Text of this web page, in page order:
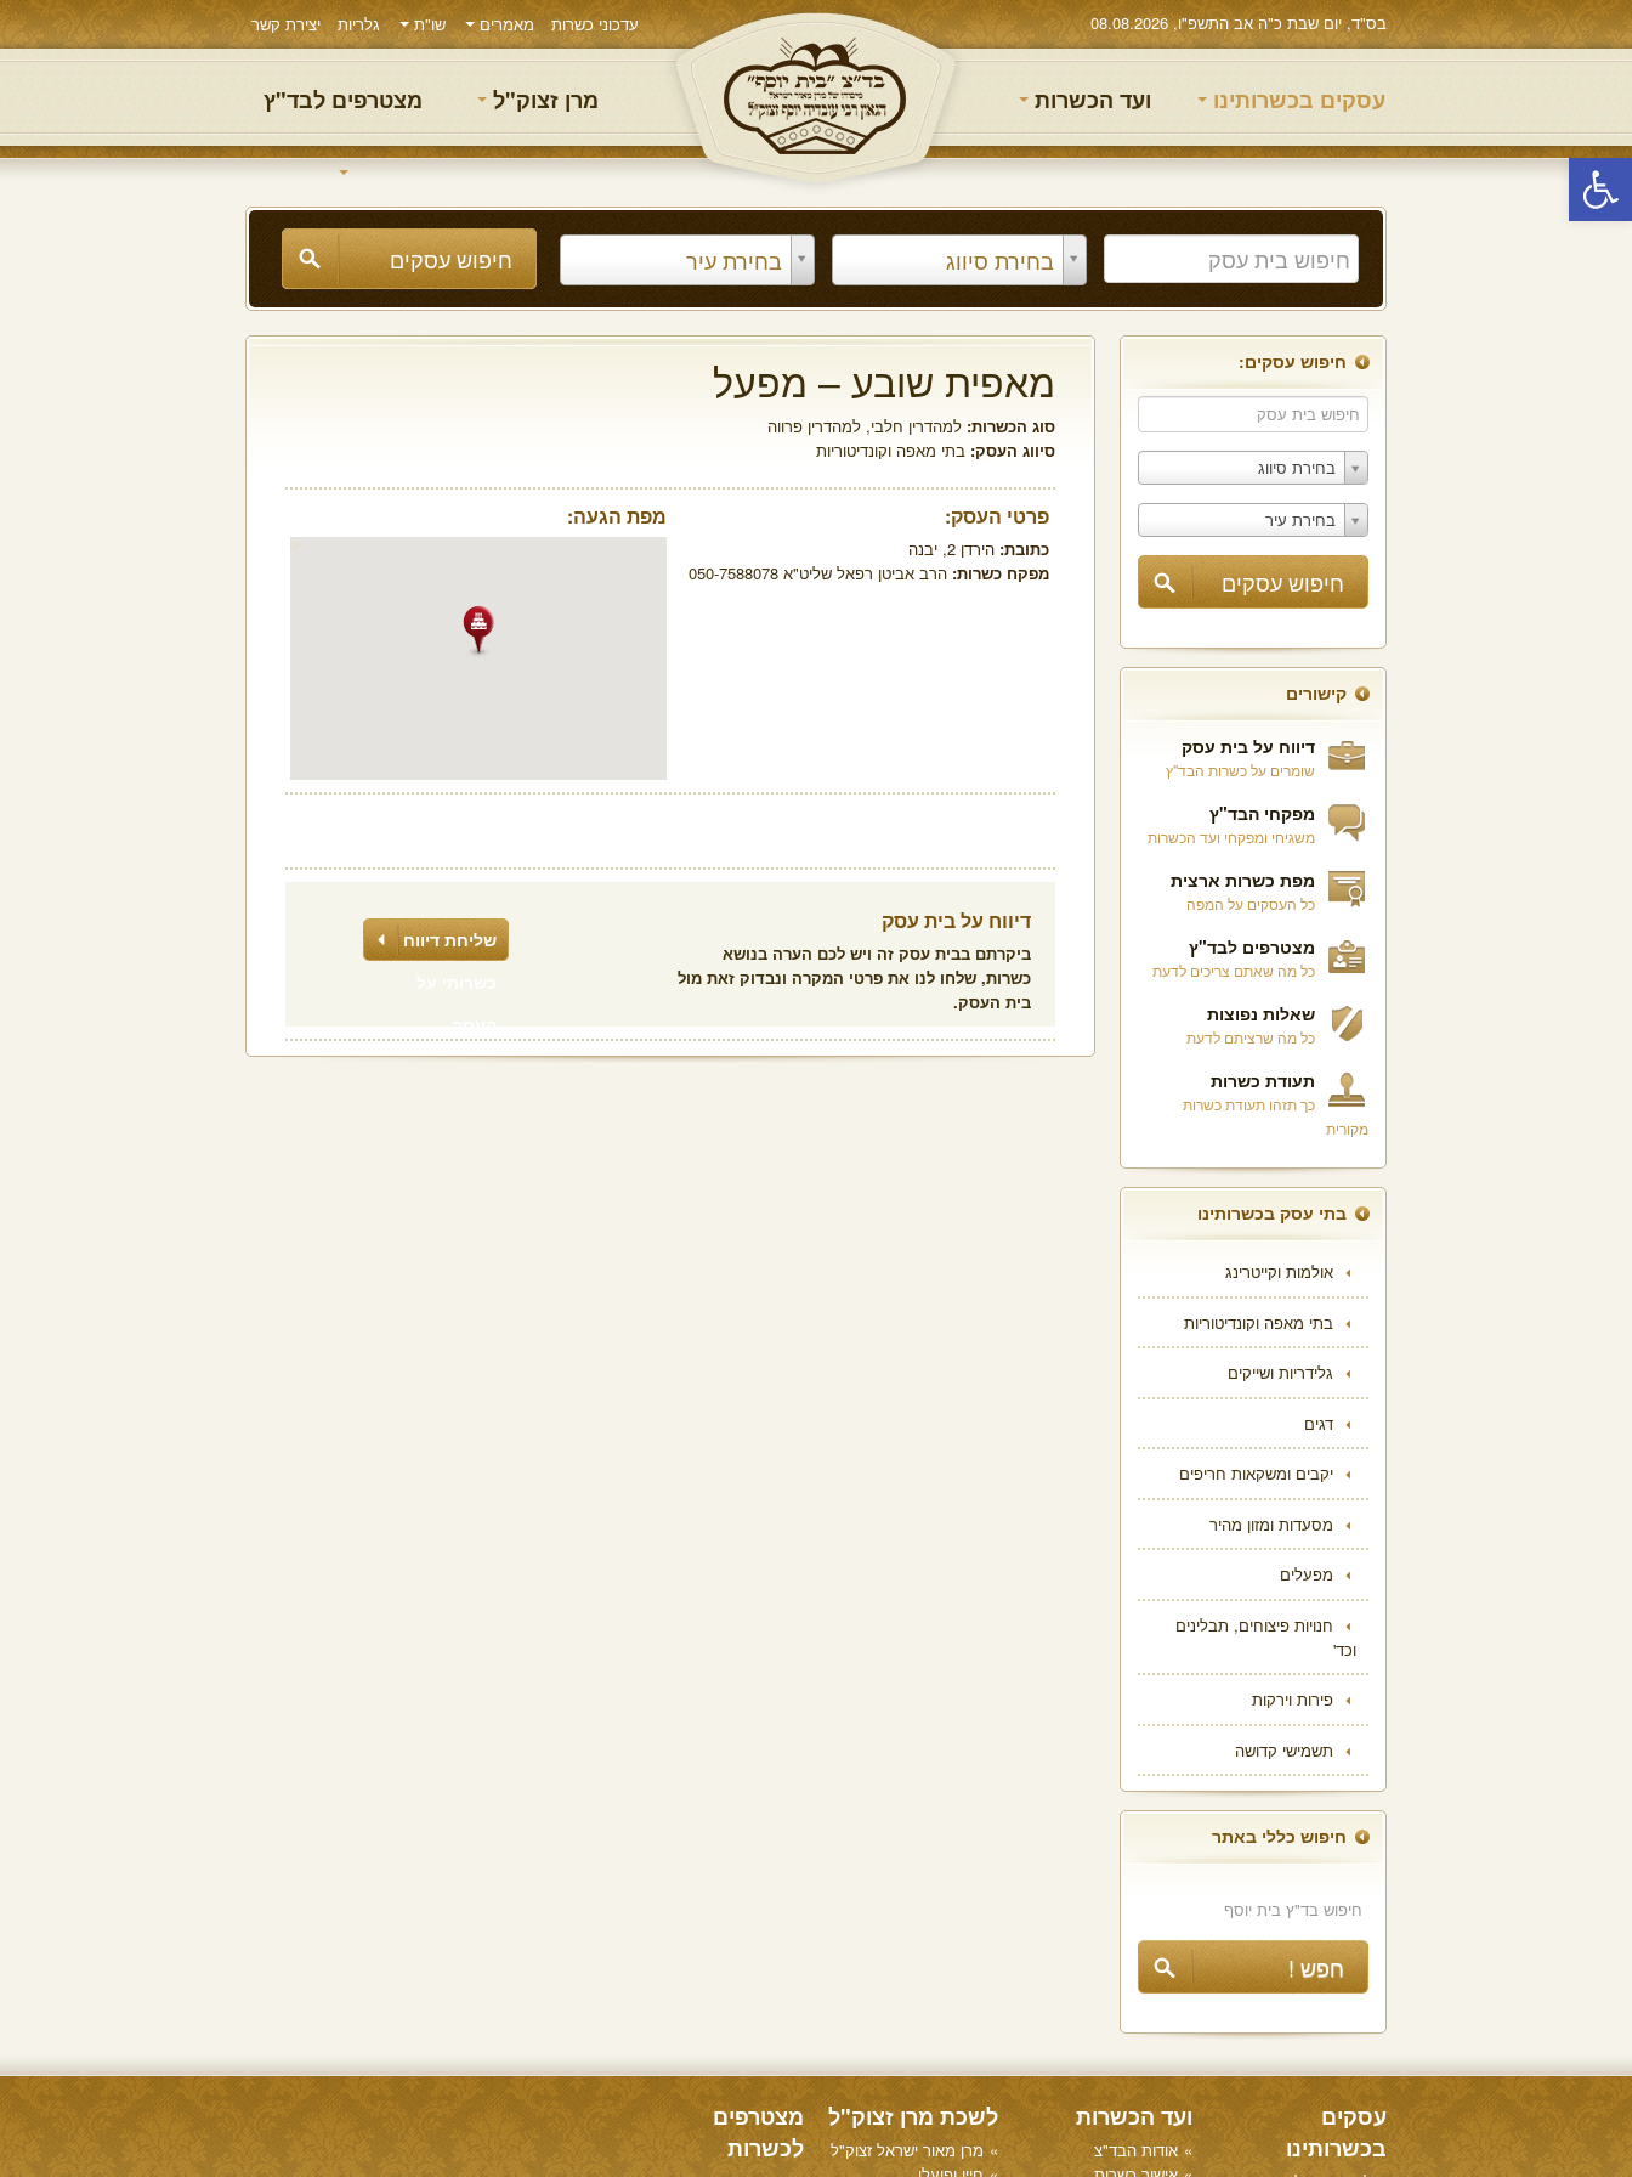
פתח סרגל נגישות
בס"ד, יום שבת כ"ה אב התשפ"ו, 08.08.2026 עדכוני כשרות מאמרים שו"ת גלריות יצירת קשר
עסקים בכשרותינו ועד הכשרות מרן זצוק"ל מצטרפים לבד"ץ
בחירת סיווג בחירת עיר
חיפוש עסקים:
בחירת סיווג
בחירת עיר
קישורים
דיווח על בית עסק
שומרים על כשרות הבד"ץ
מפקחי הבד"ץ
משגיחי ומפקחי ועד הכשרות
מפת כשרות ארצית
כל העסקים על המפה
מצטרפים לבד"ץ
כל מה שאתם צריכים לדעת
שאלות נפוצות
כל מה שרציתם לדעת
תעודת כשרות
כך תזהו תעודת כשרות
מקורית
בתי עסק בכשרותינו
אולמות וקייטרינג
בתי מאפה וקונדיטוריות
גלידריות ושייקים
דגים
יקבים ומשקאות חריפים
מסעדות ומזון מהיר
מפעלים
חנויות פיצוחים, תבלינים
וכד'
פירות וירקות
תשמישי קדושה
חיפוש כללי באתר
מאפית שובע – מפעל
סוג הכשרות: למהדרין חלבי, למהדרין פרווה
סיווג העסק: בתי מאפה וקונדיטוריות
פרטי העסק:
כתובת: הירדן 2, יבנה
מפקח כשרות: הרב אביטן רפאל שליט"א 050-7588078
מפת הגעה:
דיווח על בית עסק
ביקרתם בבית עסק זה ויש לכם הערה בנושא
כשרות, שלחו לנו את פרטי המקרה ונבדוק זאת מול
בית העסק.
שליחת דיווח
עסקים
בכשרותינו
ועד הכשרות
אודות הבד"צ
לשכת מרן זצוק"ל
מרן מאור ישראל זצוק"ל
מצטרפים
לכשרות